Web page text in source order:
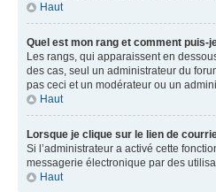
Haut
Quel est mon rang et comment puis-
Les rangs, qui apparaissent en
des cas, seul un administrateur du
pas ceci et un modérateur ou un
Haut
Lorsque je clique sur le lien de
Si l’administrateur a activé cette
messagerie électronique par des
Haut